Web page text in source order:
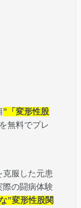
”「変形性股
を無料でプレ
服した元患
の闘病体験
”変形性股関